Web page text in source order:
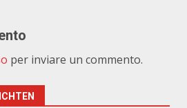
per inviare un commento.